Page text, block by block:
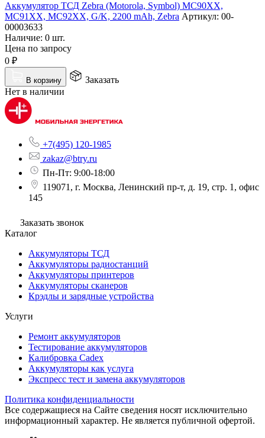
Аккумулятор ТСД Zebra (Motorola, Symbol) MC90XX,
MC91XX, MC92XX, G/K, 2200 mAh, Zebra Артикул: 00-
00003633
Наличие: 0 шт.
Цена по запросу
0 ₽
В корзину
Заказать
Нет в наличии
+7(495) 120-1985
zakaz@btry.ru
Пн-Пт: 9:00-18:00
119071, г. Москва, Ленинский пр-т, д. 19, стр. 1, офис
145
Заказать звонок
Каталог
Аккумуляторы ТСД
Аккумуляторы радиостанций
Аккумуляторы принтеров
Аккумуляторы сканеров
Крэдлы и зарядные устройства
Услуги
Ремонт аккумуляторов
Тестирование аккумуляторов
Калибровка Cadex
Аккумуляторы как услуга
Экспресс тест и замена аккумуляторов
Политика конфиденциальности
Все содержащиеся на Сайте сведения носят исключительно
информационный характер. Не является публичной офертой.